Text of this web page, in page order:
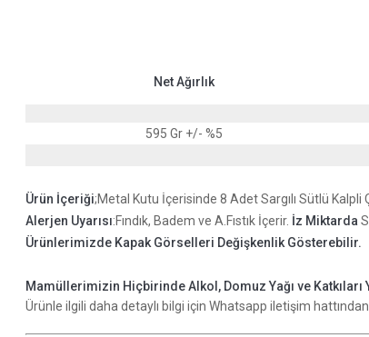
Net Ağırlık
595 Gr +/- %5
Ürün İçeriği;Metal Kutu İçerisinde 8 Adet Sargılı Sütlü Kalpli
Alerjen Uyarısı:Fındık, Badem ve A.Fıstık İçerir. İz Miktarda
Ürünlerimizde Kapak Görselleri Değişkenlik Gösterebilir.
Mamüllerimizin Hiçbirinde Alkol, Domuz Yağı ve Katkıları
Ürünle ilgili daha detaylı bilgi için Whatsapp iletişim